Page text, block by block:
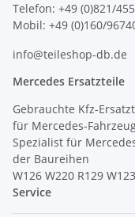
Telefon: +49 (0)821/
Mobil: +49 (0)160/
info@teileshop-db.de
Mercedes Ersatzteile
Gebrauchte Kfz-
für Mercedes-
Spezialist für
der Baureihen
W126 W220 R129 W123
Service